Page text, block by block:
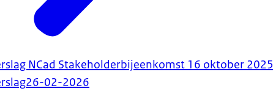
NCad Stakeholderbijeenkomst 16 oktober 2025
26-02-2026